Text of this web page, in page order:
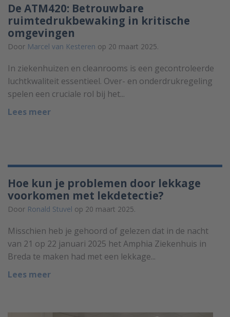
De ATM420: Betrouwbare
ruimtedrukbewaking in kritische
omgevingen
Door Marcel van Kesteren op 20 maart 2025.
In ziekenhuizen en cleanrooms is een gecontroleerde
luchtkwaliteit essentieel. Over- en onderdrukregeling
spelen een cruciale rol bij het...
Lees meer
Hoe kun je problemen door lekkage
voorkomen met lekdetectie?
Door Ronald Stuvel op 20 maart 2025.
Misschien heb je gehoord of gelezen dat in de nacht
van 21 op 22 januari 2025 het Amphia Ziekenhuis in
Breda te maken had met een lekkage...
Lees meer